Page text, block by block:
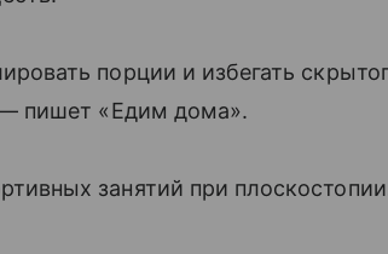
порции и избегать
— пишет «Едим дома».
занятий при